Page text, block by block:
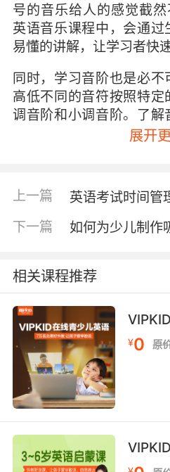
号的音乐给人的感觉截
英语音乐课程中，会通
易懂的讲解，让学习者快
同时，学习音阶也是必不
高低不同的音符按照特
调音阶和小调音阶。了解
旋律走向和情感表达。
础理论是学习音乐的先决
才能在音乐学习的道路上
二、听力训练培养乐感
听力训练在英语音乐学习
好的乐感离不开大量的听
各种风格的英语歌曲来培
现代流行音乐，不同风格
特点和韵味。比如，古典
结构的严谨，而流行音乐
和歌词的感染力。
在听力训练过程中，要注
受节奏的强弱变化；或者
起伏和转折。VIPKID 平
展开
上一篇 英语考试时间管
下一篇 如何为少儿制作
相关课程推荐
¥0 原